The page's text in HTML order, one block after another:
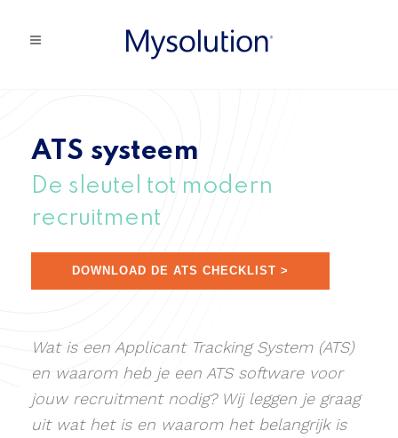
ATS systeem
De sleutel tot modern
recruitment
DOWNLOAD DE ATS CHECKLIST >
Wat is een Applicant Tracking System (ATS)
en waarom heb je een ATS software voor
jouw recruitment nodig? Wij leggen je graag
uit wat het is en waarom het belangrijk is